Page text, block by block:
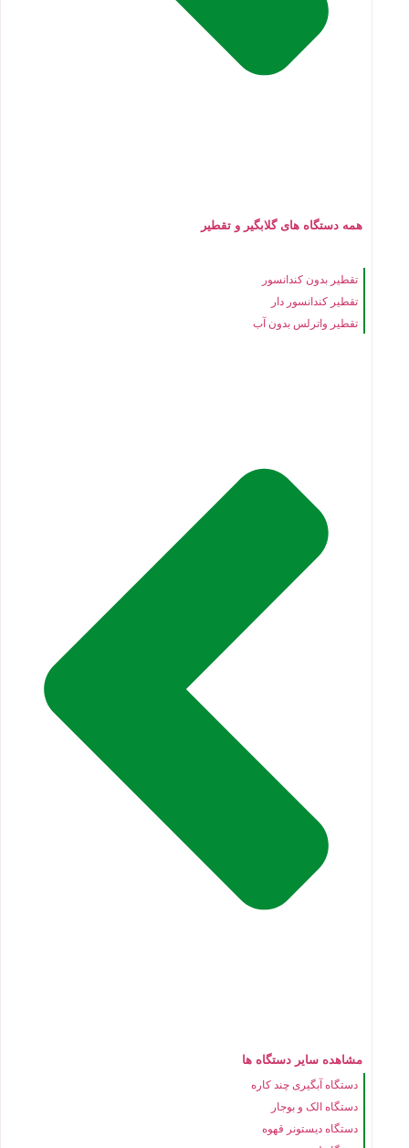
همه دستگاه های گلابگیر و تقطیر
تقطیر بدون کندانسور
تقطیر کندانسور دار
تقطیر واترلس بدون آب
مشاهده سایر دستگاه ها
دستگاه آبگیری چند کاره
دستگاه الک و بوجار
دستگاه دیستونر قهوه